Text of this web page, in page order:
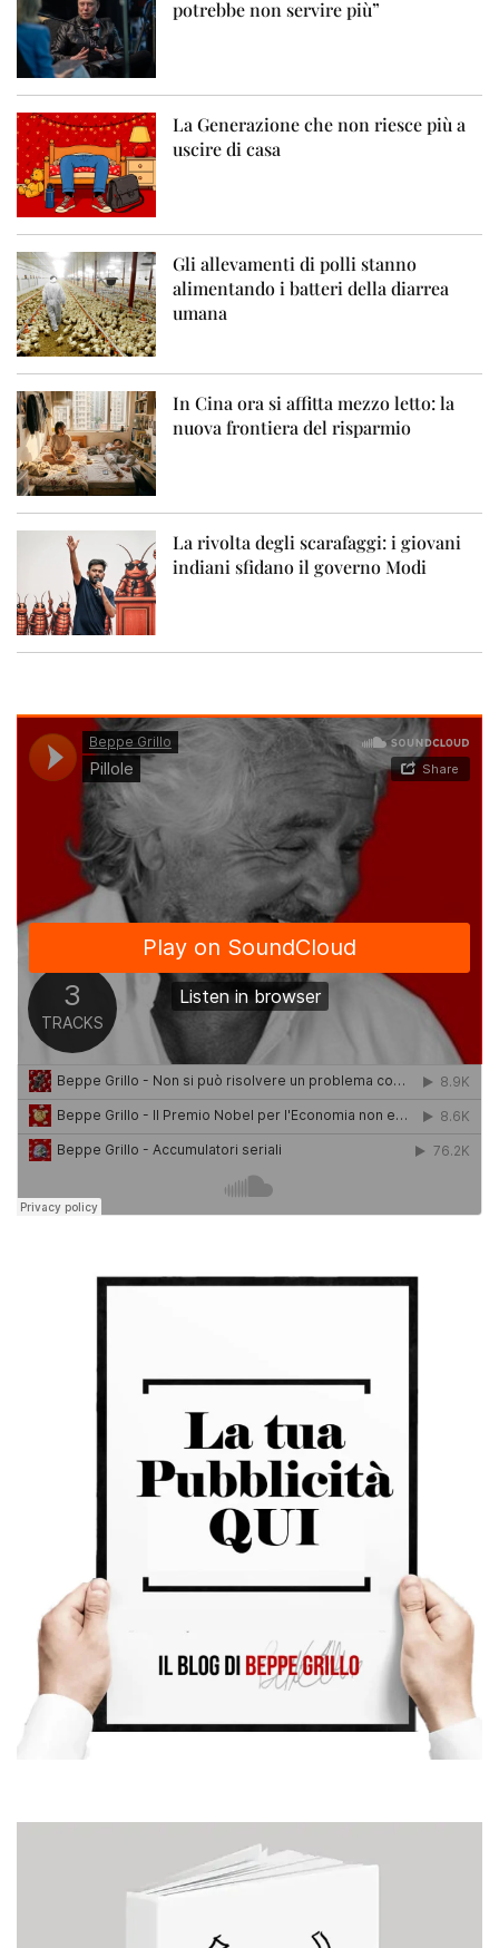
potrebbe non servire più”
La Generazione che non riesce più a
uscire di casa
Gli allevamenti di polli stanno
alimentando i batteri della diarrea
umana
In Cina ora si affitta mezzo letto: la
nuova frontiera del risparmio
La rivolta degli scarafaggi: i giovani
indiani sfidano il governo Modi